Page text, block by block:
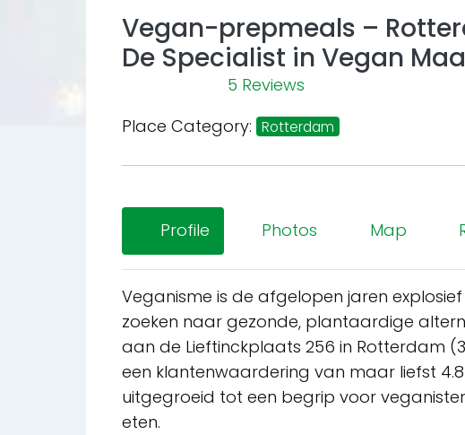
Previous
Vegan-prepmeals –
De Specialist in Vegan
5 Reviews
Place Category: Rotterdam
Profile Photos Map
Veganisme is de afgelopen jaren
zoeken naar gezonde, plantaardige
aan de Lieftinckplaats 256 in Rotterdam
een klantenwaardering van maar liefst
uitgegroeid tot een begrip voor
eten.